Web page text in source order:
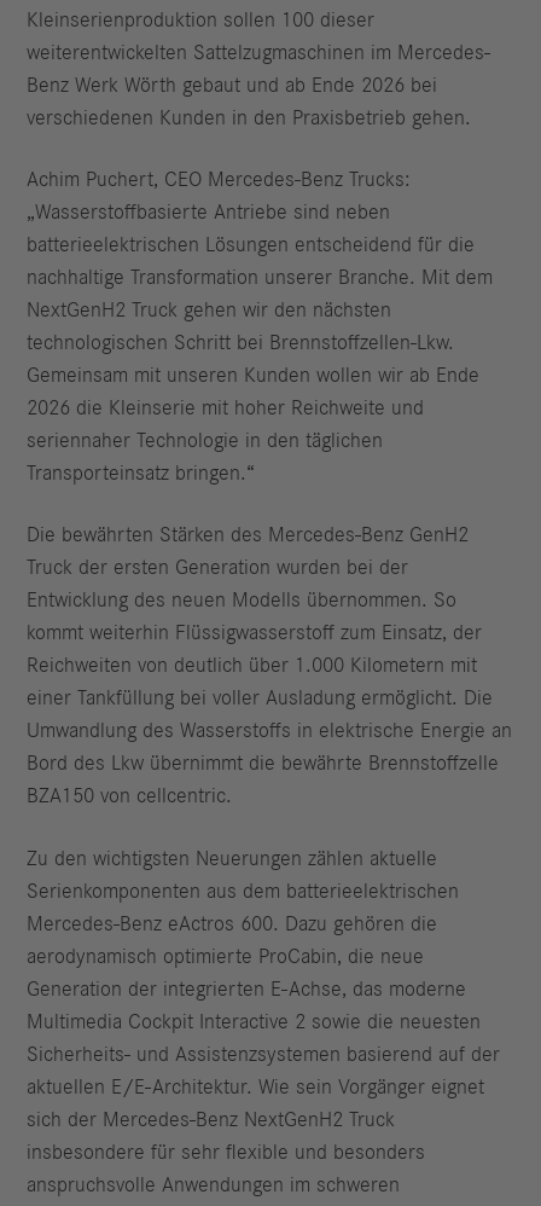
Kleinserienproduktion sollen 100 dieser
weiterentwickelten Sattelzugmaschinen im Mercedes-
Benz Werk Wörth gebaut und ab Ende 2026 bei
verschiedenen Kunden in den Praxisbetrieb gehen.
Achim Puchert, CEO Mercedes-Benz Trucks:
„Wasserstoffbasierte Antriebe sind neben
batterieelektrischen Lösungen entscheidend für die
nachhaltige Transformation unserer Branche. Mit dem
NextGenH2 Truck gehen wir den nächsten
technologischen Schritt bei Brennstoffzellen-Lkw.
Gemeinsam mit unseren Kunden wollen wir ab Ende
2026 die Kleinserie mit hoher Reichweite und
seriennaher Technologie in den täglichen
Transporteinsatz bringen.“
Die bewährten Stärken des Mercedes-Benz GenH2
Truck der ersten Generation wurden bei der
Entwicklung des neuen Modells übernommen. So
kommt weiterhin Flüssigwasserstoff zum Einsatz, der
Reichweiten von deutlich über 1.000 Kilometern mit
einer Tankfüllung bei voller Ausladung ermöglicht. Die
Umwandlung des Wasserstoffs in elektrische Energie an
Bord des Lkw übernimmt die bewährte Brennstoffzelle
BZA150 von cellcentric.
Zu den wichtigsten Neuerungen zählen aktuelle
Serienkomponenten aus dem batterieelektrischen
Mercedes-Benz eActros 600. Dazu gehören die
aerodynamisch optimierte ProCabin, die neue
Generation der integrierten E-Achse, das moderne
Multimedia Cockpit Interactive 2 sowie die neuesten
Sicherheits- und Assistenzsystemen basierend auf der
aktuellen E/E-Architektur. Wie sein Vorgänger eignet
sich der Mercedes-Benz NextGenH2 Truck
insbesondere für sehr flexible und besonders
anspruchsvolle Anwendungen im schweren